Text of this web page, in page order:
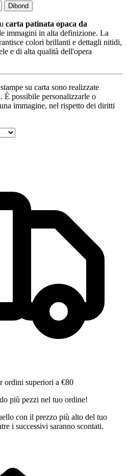
Dibond
carta patinata opaca da
immagini in alta definizione. La
colori brillanti e dettagli nitidi,
e di alta qualità dell'opera
su carta sono realizzate
È possibile personalizzarle o
immagine, nel rispetto dei diritti
ordini superiori a €80
più pezzi nel tuo ordine!
con il prezzo più alto del tuo
i successivi saranno scontati.